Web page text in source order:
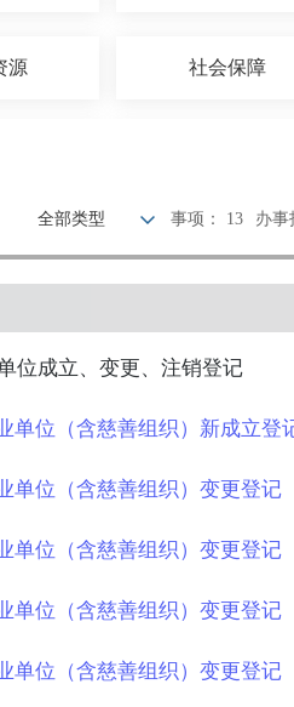
源 社会保障
教 质量技术
业 法人注销
全部类型 事项： 13 办事
位成立、变更、注销登记
单位（含慈善组织）新成立登
单位（含慈善组织）变更登记
单位（含慈善组织）变更登记
单位（含慈善组织）变更登记
单位（含慈善组织）变更登记